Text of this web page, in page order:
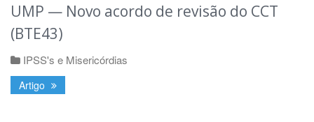
UMP — Novo acordo de revisão do CCT
(BTE43)
IPSS's e Misericórdias
Artigo